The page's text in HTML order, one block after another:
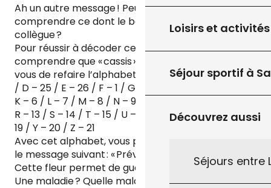
Loisirs et activités
Séjour sportif à
Découvrez aussi
Séjours entre
Ah un autre message ! Peut-être allez-vous mieux
comprendre ce dont le botaniste parlait avec son
collègue ?
Pour réussir à décoder ce message, il fallait
comprendre que « cassis »… K = 6 ! A partir de là, à
vous de refaire l’alphabet… A – 22 / B – 23 / C – 24
/ D – 25 / E – 26 / F – 1 / G – 2 / H – 3 / I – 4 / J – 5 /
K – 6 / L – 7 / M – 8 / N – 9 / O – 10 / P – 11 / Q – 12 /
R – 13 / S – 14 / T – 15 / U – 16 / V – 17 / W – 18 / X –
19 / Y – 20 / Z – 21
Avec cet alphabet, vous pouviez alors décrypter
le message suivant : « Prévenons nos collègues.
Cette fleur permet de guérir notre maladie ! »
Une maladie ? Quelle maladie ? La plante ne doit-